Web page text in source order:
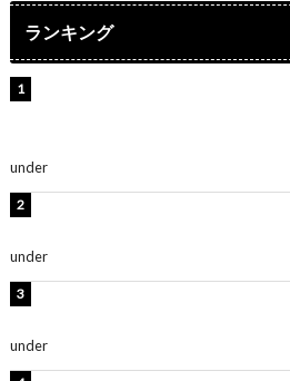
ランキング
under
under
under